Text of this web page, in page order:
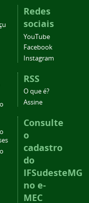
Redes
sociais
YouTube
Facebook
Instagram
RSS
O que é?
Assine
Consulte
o
cadastro
do
IFSudesteMG
no e-
MEC